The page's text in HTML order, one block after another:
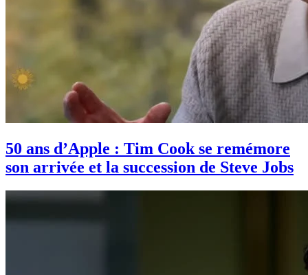
50 ans d’Apple : Tim Cook se remémore
son arrivée et la succession de Steve Jobs